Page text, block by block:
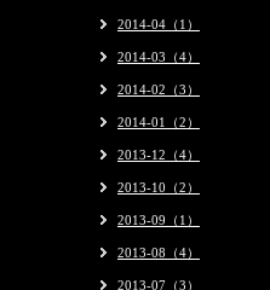
2014-04（1）
2014-03（4）
2014-02（3）
2014-01（2）
2013-12（4）
2013-10（2）
2013-09（1）
2013-08（4）
2013-07（3）